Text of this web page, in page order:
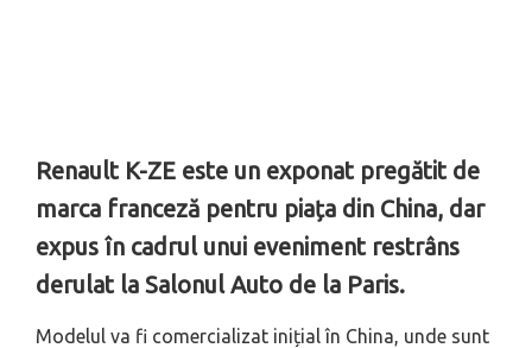
Renault K-ZE este un exponat pregătit de
marca franceză pentru piața din China, dar
expus în cadrul unui eveniment restrâns
derulat la Salonul Auto de la Paris.
Modelul va fi comercializat inițial în China, unde sunt